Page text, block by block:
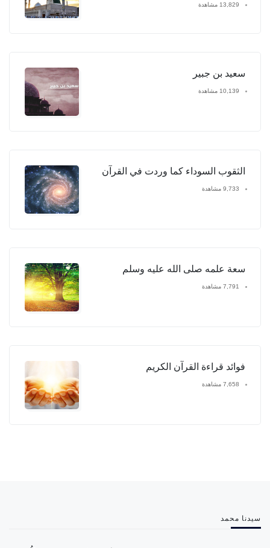
13,829 مشاهدة
سعيد بن جبير
10,139 مشاهدة
الثقوب السوداء كما وردت في القرآن
9,733 مشاهدة
سعة علمه صلى الله عليه وسلم
7,791 مشاهدة
فوائد قراءة القرآن الكريم
7,658 مشاهدة
سيدنا محمد